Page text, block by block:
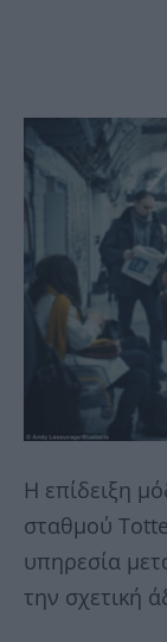
Η επίδειξη
σταθμού
υπηρεσία
την σχετική